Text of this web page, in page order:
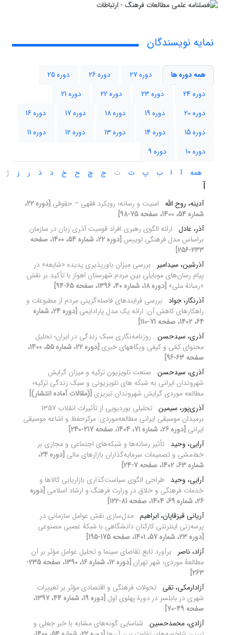
نمایه نویسندگان
همه دوره ها دوره 27 دوره 26
دوره 25
دوره 24
دوره 23 دوره 22
دوره 21
دوره 20
دوره 19 دوره 18 دوره 17
دوره 16
دوره 15
دوره 14 دوره 13 دوره 12
دوره 11
دوره 10
دوره 9
همه
آ ا ب پ ت ث ج چ ح خ د ذ ر ز ژ
آ
آدینه، روح الله امنیت و رسانه؛ رویکرد فقهی – حقوقی
[دوره 22،
شماره 54، 1400، صفحه 75-98]
آذر، عادل ارائه الگوی رهبری افراد قومیت آذری زبان در سازمان
براساس مدل فرهنگی لوییس
[دوره 22، شماره 54، 1400، صفحه
233-256]
آذرشین، سیدامیر
بررسی میزان باورپذیری پدیده «شایعه» در
پیام رسان‌های موبایلی بین مردم شهرستان اهواز با تأکید بر نقش
«رسانة ملی» [دوره 18، شماره 40، 1396، صفحه 65-94]
آذرنگار، جواد بررسی فرایندهای فاصله‌گزینی مردم از مطبوعات و
راهکارهای کاهش آن: ارائه یک مدل پارادایمی
[دوره 24، شماره
64، 1402، صفحه 71-110]
آذری، سیدحسن روزنامه‌نگاری سبک زندگی در ایران؛ تحلیل
محتوای کمّی و کیفی وبگاههای خبری
[دوره 22، شماره 55، 1400،
صفحه 63-96]
آذری، سیدحسن صنعت تلویزیون ترکیه و میزان گرایش
شهروندان ایرانی به شبکه های تلویزیونی و سبک زندگی ترکیه؛
مطالعه موردی گرایش شهروندان تبریزی [(مقالات آماده انتشار)]
آذری‌پور، سیمین
تحلیلی بوردیویی از تأثیرات انقلاب 1357
برمیدان موسیقی ایرانی مطالعه‌موردی: مرکزحفظ‌ و ‌اشاعه موسیقی
ایرانی [دوره 26، شماره 71، 1404، صفحه 217-240]
آرایی، وحید تأثیر رسانه‌ها و شبکه‌های اجتماعی و مجازی بر
خط‌مشی و تصمیمات سرمایه‌گذاران بازارهای مالی
[دوره 24،
شماره 63، 1402، صفحه 7-24]
آرایی، وحید طراحی الگوی سیاست‌گذاری بازاریابی کالاها و
خدمات فرهنگی و خلاق در وزارت فرهنگ و ارشاد اسلامی [دوره
26، شماره 69، 1404، صفحه 81-122]
آریانی قیزقاپان، ابراهیم مدل‌سازی نقش عوامل سازمانی در
پرسه‌‌زنی اینترنتی کارکنان دانشگاهی با شبکۀ عصبی مصنوعی
[دوره 23، شماره 57، 1401، صفحه 175-195]
آزاد، ناصر
برآورد تابع تقاضای سینما و تحلیل عوامل مؤثر بر آن
مطالعۀ موردی؛ شهر تهران
[دوره 12، شماره 16، 1390، صفحه 235-
263]
آزادارمکی، تقی تحولات فرهنگی و اقتصادی مؤثر بر تغییرات
شهری در بابلسر در دورة پهلوی اول
[دوره 19، شماره 44، 1397،
صفحه 49-70]
آزادی، محمدحسین شناسایی گونه‌های مشابه با خبر جعلی و